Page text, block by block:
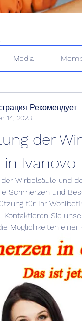
Media
Рекомендует
14, 2023
der
in Ivanovo
Wirbelsäule und
Schmerzen und
für Ihr
Kontaktieren Sie
Möglichkeiten einer